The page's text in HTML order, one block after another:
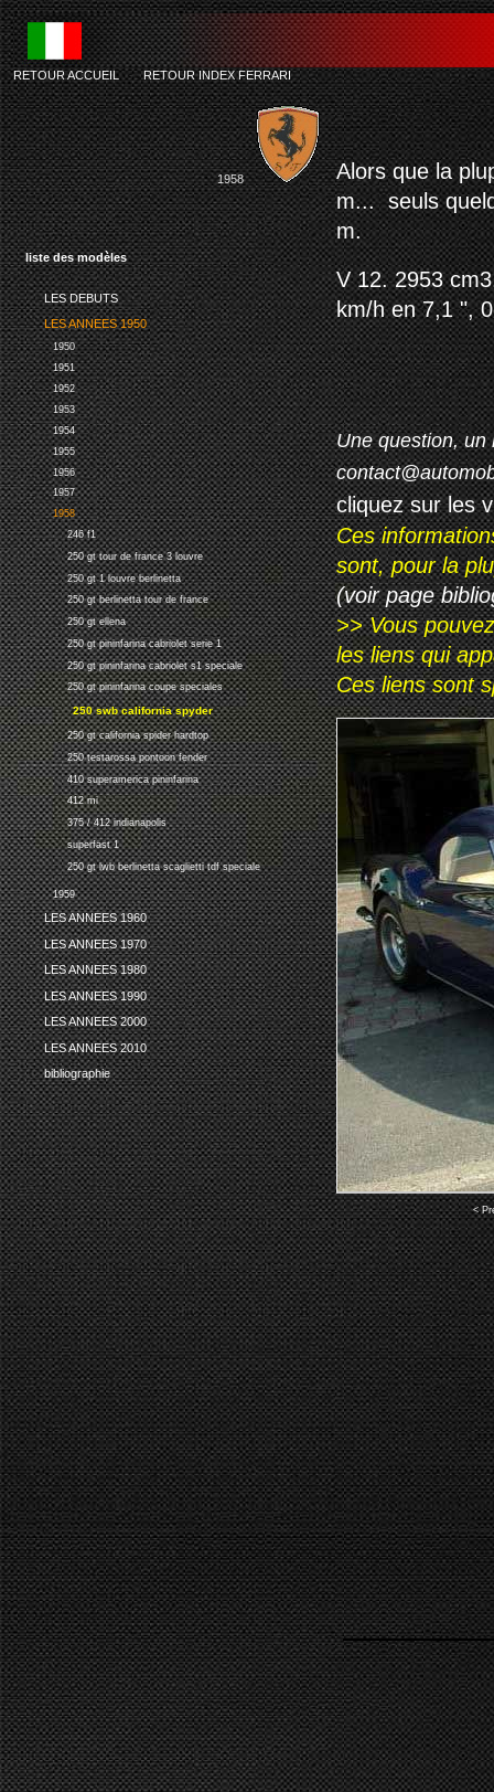
liste des modèles
LES DEBUTS
LES ANNEES 1950
1950
1951
1952
1953
1954
1955
1956
1957
1958
246 f1
250 gt tour de france 3 louvre
250 gt 1 louvre berlinetta
250 gt berlinetta tour de france
250 gt ellena
250 gt pininfarina cabriolet serie 1
250 gt pininfarina cabriolet s1 speciale
250 gt pininfarina coupe speciales
250 swb california spyder
250 gt california spider hardtop
250 testarossa pontoon fender
410 superamerica pininfarina
412 mi
375 / 412 indianapolis
superfast 1
250 gt lwb berlinetta scaglietti tdf speciale
1959
LES ANNEES 1960
LES ANNEES 1970
LES ANNEES 1980
LES ANNEES 1990
LES ANNEES 2000
LES ANNEES 2010
bibliographie
RETOUR ACCUEIL-RETOUR INDEX FERRARI
1958
Alors que la
m... seuls
m.
V 12. 2953
km/h en 7,1 ",
Une question, un
cliquez sur les
Ces
sont, pour la
(voir page
>> Vous
les liens qui
Ces liens sont
<